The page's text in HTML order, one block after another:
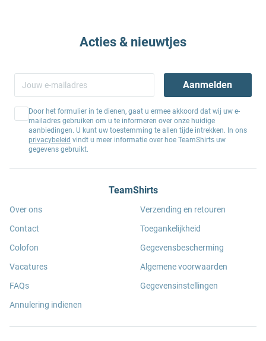
Acties & nieuwtjes
Aanmelden
Door het formulier in te dienen, gaat u ermee akkoord dat wij uw e-
mailadres gebruiken om u te informeren over onze huidige
aanbiedingen. U kunt uw toestemming te allen tijde intrekken. In ons
privacybeleid vindt u meer informatie over hoe TeamShirts uw
gegevens gebruikt.
TeamShirts
Over ons
Contact
Colofon
Vacatures
FAQs
Annulering indienen
Verzending en retouren
Toegankelijkheid
Gegevensbescherming
Algemene voorwaarden
Gegevensinstellingen